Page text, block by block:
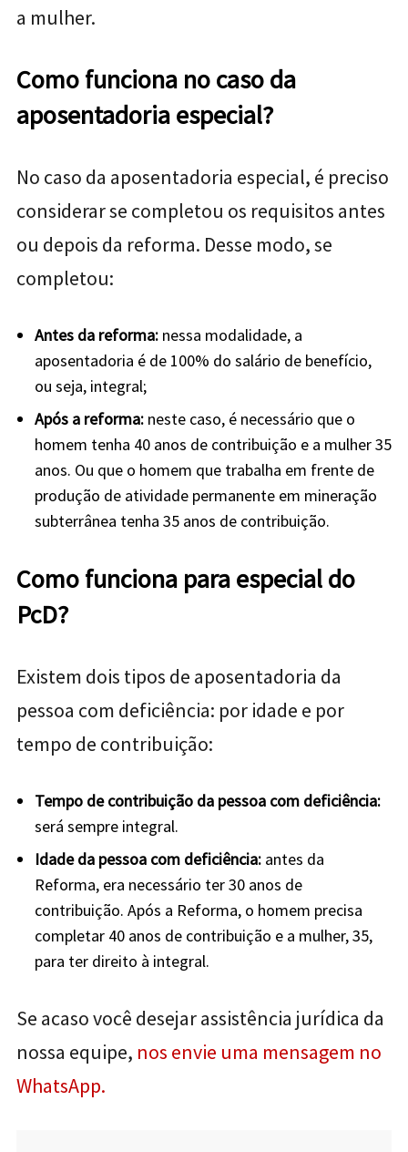
a mulher.
Como funciona no caso da
aposentadoria especial?
No caso da aposentadoria especial, é preciso
considerar se completou os requisitos antes
ou depois da reforma. Desse modo, se
completou:
Antes da reforma: nessa modalidade, a
aposentadoria é de 100% do salário de benefício,
ou seja, integral;
Após a reforma: neste caso, é necessário que o
homem tenha 40 anos de contribuição e a mulher 35
anos. Ou que o homem que trabalha em frente de
produção de atividade permanente em mineração
subterrânea tenha 35 anos de contribuição.
Como funciona para especial do
PcD?
Existem dois tipos de aposentadoria da
pessoa com deficiência: por idade e por
tempo de contribuição:
Tempo de contribuição da pessoa com deficiência:
será sempre integral.
Idade da pessoa com deficiência: antes da
Reforma, era necessário ter 30 anos de
contribuição. Após a Reforma, o homem precisa
completar 40 anos de contribuição e a mulher, 35,
para ter direito à integral.
Se acaso você desejar assistência jurídica da
nossa equipe, nos envie uma mensagem no
WhatsApp.